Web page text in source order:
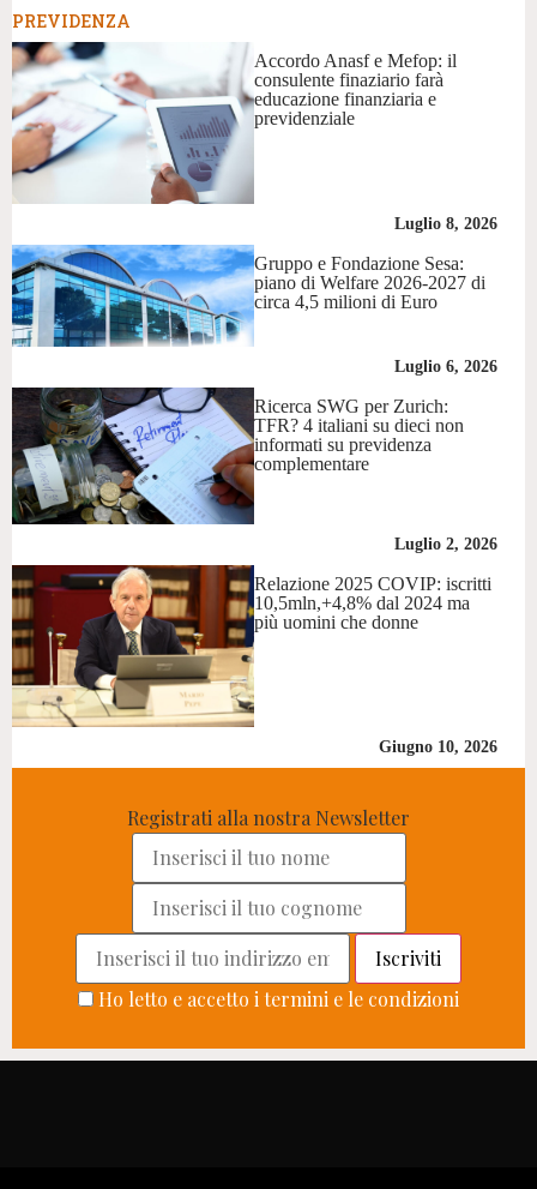
PREVIDENZA
Accordo Anasf e Mefop: il
consulente finaziario farà
educazione finanziaria e
previdenziale
Luglio 8, 2026
Gruppo e Fondazione Sesa:
piano di Welfare 2026-2027 di
circa 4,5 milioni di Euro
Luglio 6, 2026
Ricerca SWG per Zurich:
TFR? 4 italiani su dieci non
informati su previdenza
complementare
Luglio 2, 2026
Relazione 2025 COVIP: iscritti
10,5mln,+4,8% dal 2024 ma
più uomini che donne
Giugno 10, 2026
Registrati alla nostra Newsletter
Ho letto e accetto i termini e le condizioni